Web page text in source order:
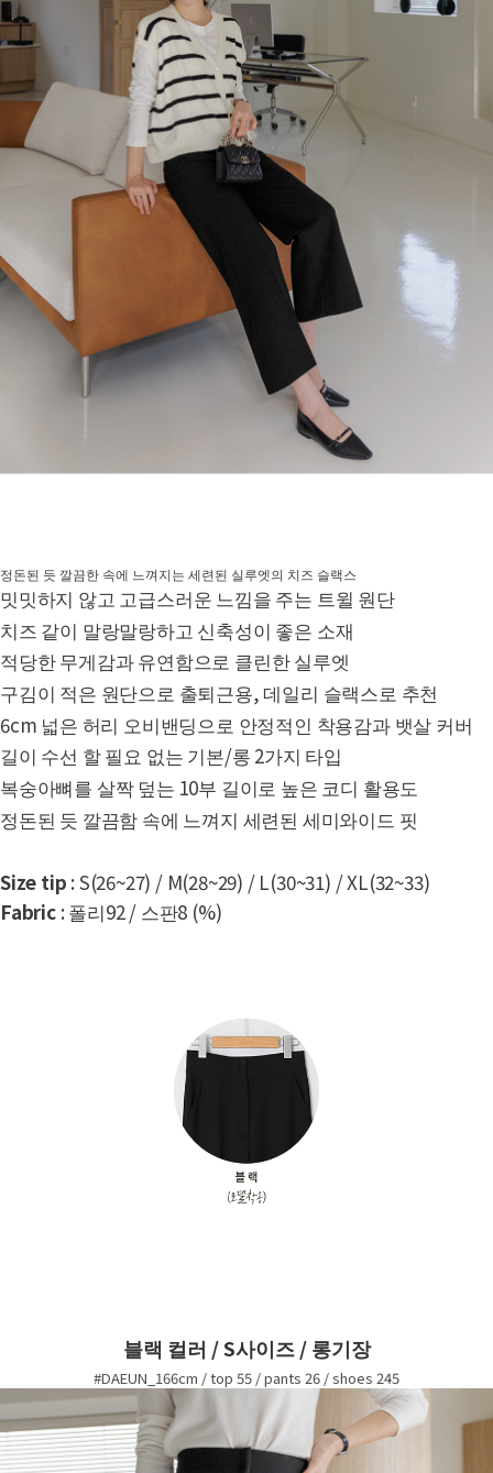
정돈된 듯 깔끔한 속에 느껴지는 세련된 실루엣의 치즈 슬랙스
밋밋하지 않고 고급스러운 느낌을 주는 트윌 원단
치즈 같이 말랑말랑하고 신축성이 좋은 소재
적당한 무게감과 유연함으로 클린한 실루엣
구김이 적은 원단으로 출퇴근용, 데일리 슬랙스로 추천
6cm 넓은 허리 오비밴딩으로 안정적인 착용감과 뱃살 커버
길이 수선 할 필요 없는 기본/롱 2가지 타입
복숭아뼈를 살짝 덮는 10부 길이로 높은 코디 활용도
정돈된 듯 깔끔함 속에 느껴지 세련된 세미와이드 핏
Size tip : S(26~27) / M(28~29) / L(30~31) / XL(32~33)
Fabric: 폴리92 / 스판8 (%)
블랙 컬러 / S사이즈 / 롱기장
#DAEUN_166cm / top 55 / pants 26 / shoes 245